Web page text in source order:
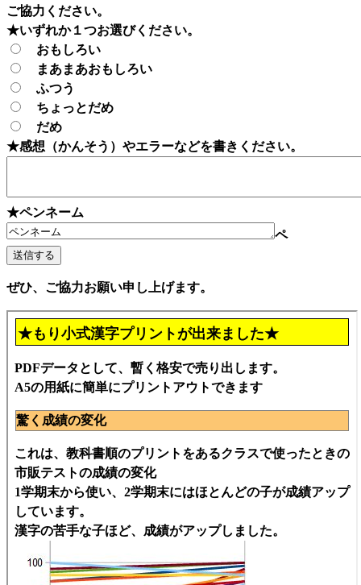
ご協力ください。
★いずれか１つお選びください。
おもしろい
まあまあおもしろい
ふつう
ちょっとだめ
だめ
★感想（かんそう）やエラーなどを書きください。
★ペンネーム
ペ
ぜひ、ご協力お願い申し上げます。